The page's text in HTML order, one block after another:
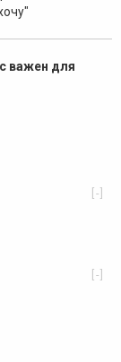
важен для
[-]
[-]